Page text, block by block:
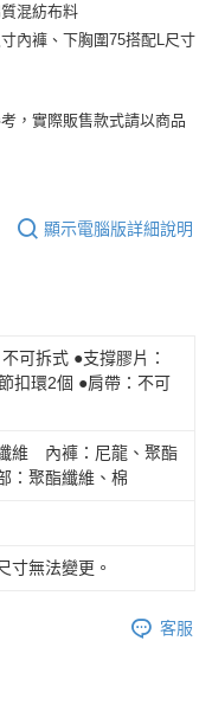
混紡布料
內褲、下胸圍75搭配L尺寸
，實際販售款式請以商品
顯示電腦版詳細說明
可拆式 ●支撐膠片：
扣環2個 ●肩帶：不可
維 內褲：尼龍、聚酯
：聚酯纖維、棉
寸無法變更。
客服